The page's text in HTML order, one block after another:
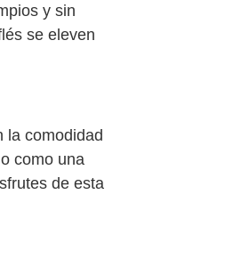
y sin
se eleven
la comodidad
como una
de esta